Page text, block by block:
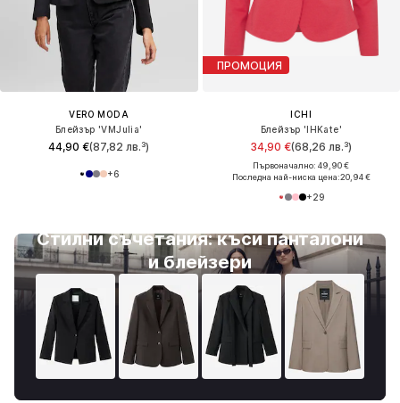
VERO MODA
Блейзър 'VMJulia'
44,90 €(87,82 лв.³)
+6
Стилни съчетания: къси панталони
и блейзери
ПРОМОЦИЯ
ICHI
Блейзър 'IHKate'
34,90 €(68,26 лв.³)
Първоначално: 49,90 €
Последна най-ниска цена:20,94 €
+29